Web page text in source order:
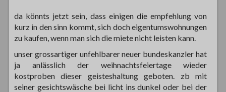
da könnts jetzt sein, dass einigen die empfehlung von
kurz in den sinn kommt, sich doch eigentumswohnungen
zu kaufen, wenn man sich die miete nicht leisten kann.
unser grossartiger unfehlbarer neuer bundeskanzler hat
ja anlässlich der weihnachtsfeiertage wieder
kostproben dieser geisteshaltung geboten. zb mit
seiner gesichtswäsche bei licht ins dunkel oder bei der